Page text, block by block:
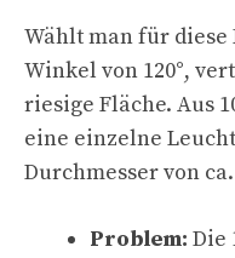
Wählt man für
Winkel von 120°,
riesige Fläche. Aus
eine einzelne
Durchmesser von
Problem: Die